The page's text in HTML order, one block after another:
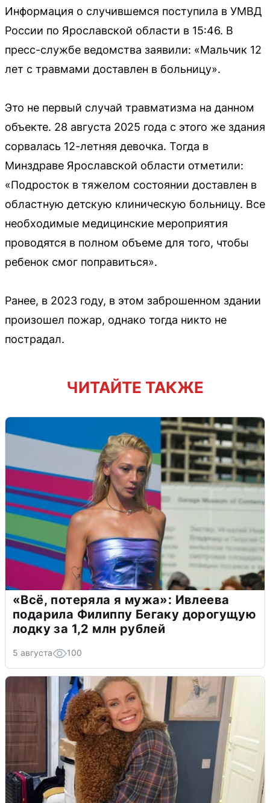
Информация о случившемся поступила в УМВД
России по Ярославской области в 15:46. В
пресс-службе ведомства заявили: «Мальчик 12
лет с травмами доставлен в больницу».
Это не первый случай травматизма на данном
объекте. 28 августа 2025 года с этого же здания
сорвалась 12-летняя девочка. Тогда в
Минздраве Ярославской области отметили:
«Подросток в тяжелом состоянии доставлен в
областную детскую клиническую больницу. Все
необходимые медицинские мероприятия
проводятся в полном объеме для того, чтобы
ребенок смог поправиться».
Ранее, в 2023 году, в этом заброшенном здании
произошел пожар, однако тогда никто не
пострадал.
ЧИТАЙТЕ ТАКЖЕ
«Всё, потеряла я мужа»: Ивлеева
подарила Филиппу Бегаку дорогущую
лодку за 1,2 млн рублей
5 августа 100